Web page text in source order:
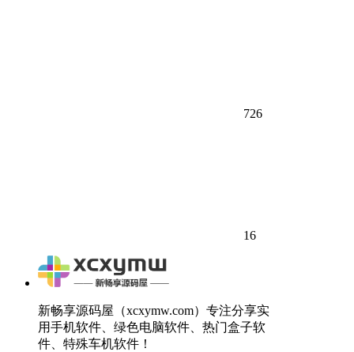
726
16
新畅享源码屋（xcxymw.com）专注分享实
用手机软件、绿色电脑软件、热门盒子软
件、特殊车机软件！